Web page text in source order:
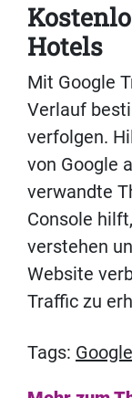
Hotels
Mit Google
Verlauf
verfolgen.
von Google
verwandte
Console
verstehen
Website
Traffic zu
Tags: Google